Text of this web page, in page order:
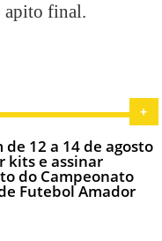
apito final.
+
de 12 a 14 de agosto
kits e assinar
do Campeonato
Futebol Amador